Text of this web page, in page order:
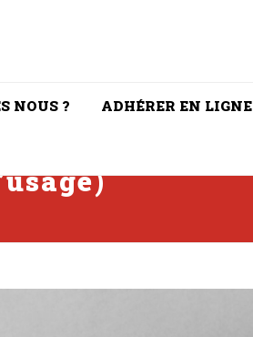
NOUS ? ADHÉRER EN LIGNE